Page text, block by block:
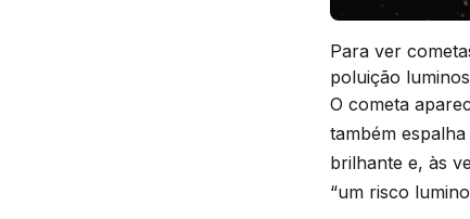
Para ver
poluição
O cometa
também
brilhante e, às
“um risco